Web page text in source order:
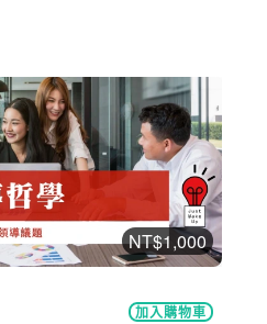
NT$1,000
加入購物車